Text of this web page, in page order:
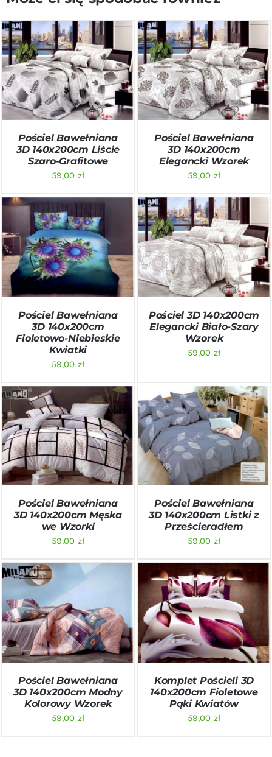
DODAJ DO KOSZYKA
/
SZCZEGÓŁY
Pościel Bawełniana
3D 140x200cm Liście
Szaro-Grafitowe
59,00 zł
DODAJ DO KOSZYKA
/
SZCZEGÓŁY
Pościel Bawełniana
3D 140x200cm
Elegancki Wzorek
59,00 zł
DODAJ DO KOSZYKA
/
SZCZEGÓŁY
Pościel Bawełniana
3D 140x200cm
Fioletowo-Niebieskie
Kwiatki
59,00 zł
DODAJ DO KOSZYKA
/
SZCZEGÓŁY
Pościel 3D 140x200cm
Elegancki Biało-Szary
Wzorek
59,00 zł
DODAJ DO KOSZYKA
/
SZCZEGÓŁY
Pościel Bawełniana
3D 140x200cm Męska
we Wzorki
59,00 zł
DODAJ DO KOSZYKA
/
SZCZEGÓŁY
Pościel Bawełniana
3D 140x200cm Listki z
Prześcieradłem
59,00 zł
DODAJ DO KOSZYKA
/
SZCZEGÓŁY
Pościel Bawełniana
3D 140x200cm Modny
Kolorowy Wzorek
59,00 zł
DODAJ DO KOSZYKA
/
SZCZEGÓŁY
Komplet Pościeli 3D
140x200cm Fioletowe
Pąki Kwiatów
59,00 zł